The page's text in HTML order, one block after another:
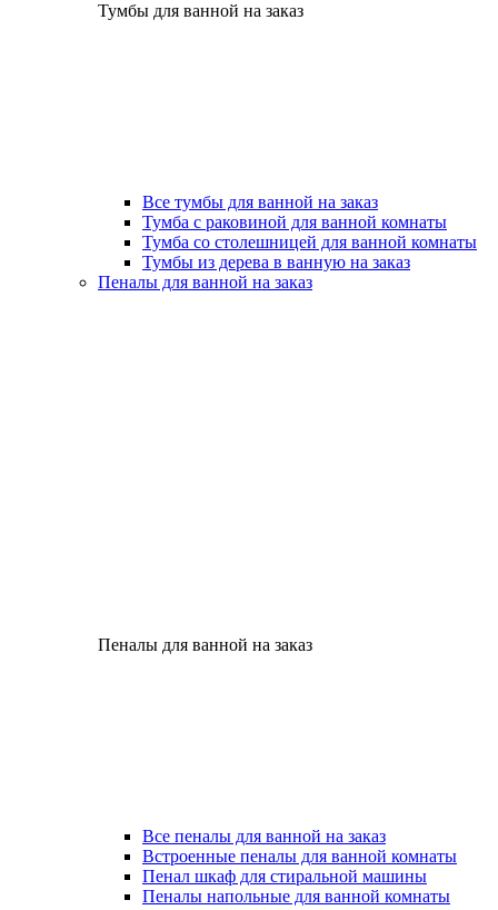
Тумбы для ванной на заказ
Все тумбы для ванной на заказ
Тумба с раковиной для ванной комнаты
Тумба со столешницей для ванной комнаты
Тумбы из дерева в ванную на заказ
Пеналы для ванной на заказ
Пеналы для ванной на заказ
Все пеналы для ванной на заказ
Встроенные пеналы для ванной комнаты
Пенал шкаф для стиральной машины
Пеналы напольные для ванной комнаты